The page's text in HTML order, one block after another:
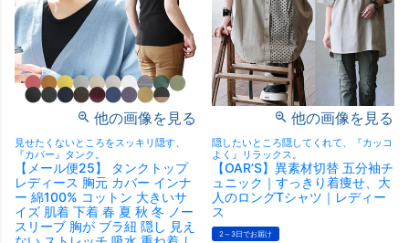
他の画像を見る
見せたくないところをスッキリ隠す、
『カバー』タンク。
【メール便25】 タンクトップ
レディース 胸元 カバー インナ
ー 綿100% コットン 大きいサ
イズ 肌着 下着 春 夏 秋 冬 ノー
スリーブ 胸が ブラ紐 隠し 見え
他の画像を見る
隠したいところ隠してくれて、『カッコ
よく』リラックス。
【OAR’S】異素材切替 五分袖チ
ュニック｜すっきり着痩せ、大
人のロングTシャツ｜レディー
ス
2～3日でお届け